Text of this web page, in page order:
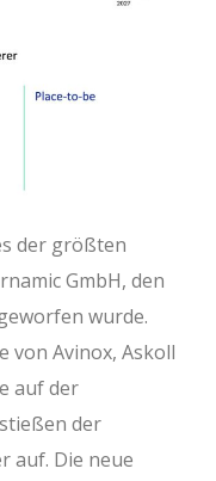
der größten
GmbH, den
wurde.
von Avinox, Askoll
auf der
der
auf. Die neue